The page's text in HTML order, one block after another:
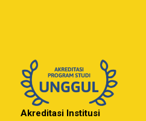
Akreditasi Institusi